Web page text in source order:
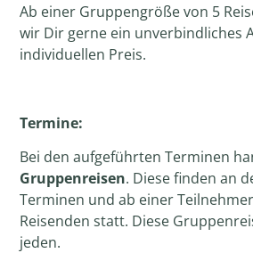
Ab einer Gruppengröße von 5
wir Dir gerne ein unverbindliches
individuellen Preis.
Termine:
Bei den aufgeführten Terminen
Gruppenreisen. Diese finden an
Terminen und ab einer
Reisenden statt. Diese
jeden.